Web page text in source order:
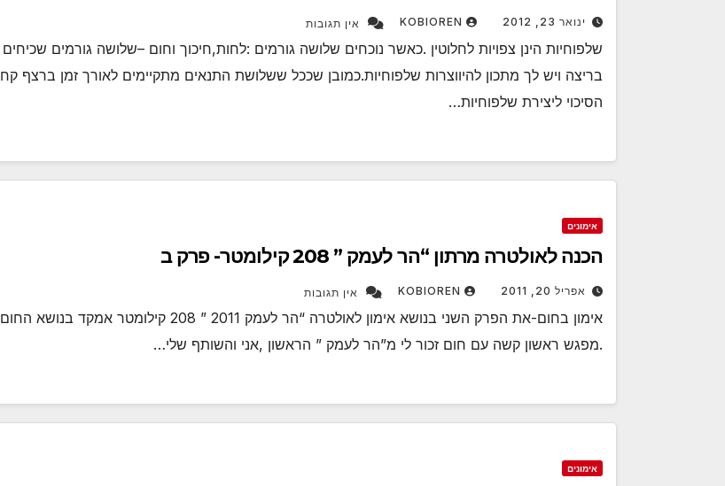
ינואר 23, 2012 KOBIOREN אין תגובות
שלפוחיות הינן צפויות לחלוטין .כאשר נוכחים שלושה גורמים :לחות,חיכוך וחום –שלושה גורמים שכיחים
בריצה ויש לך מתכון להיווצרות שלפוחיות.כמובן שככל ששלושת התנאים מתקיימים לאורך זמן ברצף קח
הסיכוי ליצירת שלפוחיות…
אימונים
הכנה לאולטרה מרתון “הר לעמק ” 208 קילומטר- פרק ב
אפריל 20, 2011 KOBIOREN אין תגובות
אימון בחום-את הפרק השני בנושא אימון לאולטרה “הר לעמק 2011 ” 208 קילומטר אמקד בנושא החום
.מפגש ראשון קשה עם חום זכור לי מ”הר לעמק ” הראשון ,אני והשותף שלי…
אימונים